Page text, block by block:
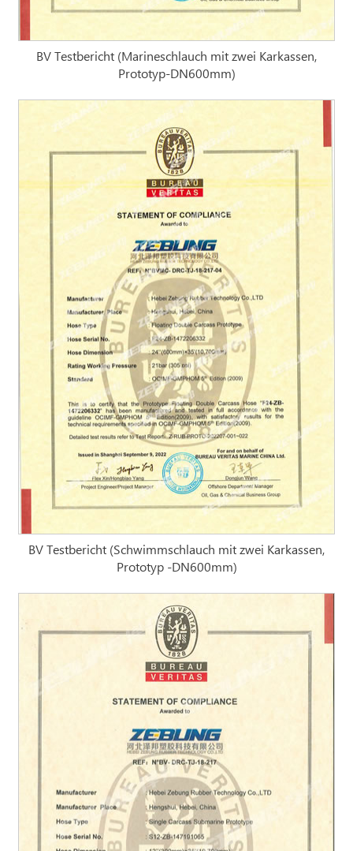
BV Testbericht (Marineschlauch mit zwei Karkassen,
Prototyp-DN600mm)
BV Testbericht (Schwimmschlauch mit zwei Karkassen,
Prototyp -DN600mm)